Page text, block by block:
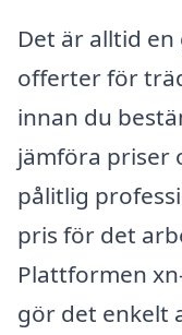
Det är alltid
offerter för
innan du
jämföra priser
pålitlig
pris för det
Plattformen
gör det enkelt